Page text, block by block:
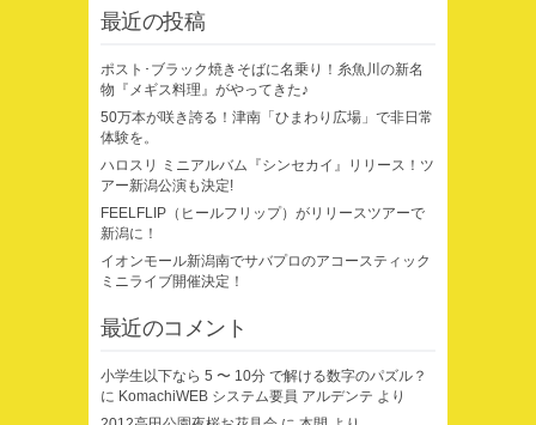
最近の投稿
ポスト･ブラック焼きそばに名乗り！糸魚川の新名
物『メギス料理』がやってきた♪
50万本が咲き誇る！津南「ひまわり広場」で非日常
体験を。
ハロスリ ミニアルバム『シンセカイ』リリース！ツ
アー新潟公演も決定!
FEELFLIP（ヒールフリップ）がリリースツアーで
新潟に！
イオンモール新潟南でサバプロのアコースティック
ミニライブ開催決定！
最近のコメント
小学生以下なら 5 〜 10分 で解ける数字のパズル？
に KomachiWEB システム要員 アルデンテ より